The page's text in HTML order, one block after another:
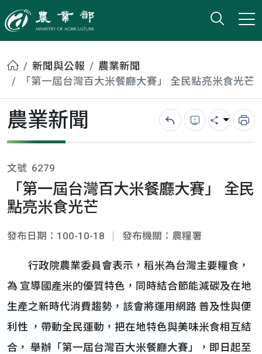
農業部
打開
小版
首頁新聞與公報
農業新聞
「第一屆台灣百大米餐廳大賽」 全民點亮米食光芒
農業新聞 回上一頁錯誤回報
分享 列
文號 6279
「第一屆台灣百大米餐廳大賽」 全民
點亮米食光芒
發布日期：100-10-18 發布機關：農糧署
行政院農業委員會表示，稻米為台灣主要糧食，
為 宣導國產米的優質特色，同時結合節能減碳及在地
生產之新時代消費趨勢，該會將運用網路 普及性與便
利性 ，帶動全民運動，把在地特色與美味米食相互結
合， 舉辦「第一屆台灣百大米餐廳大賽」，即日起至